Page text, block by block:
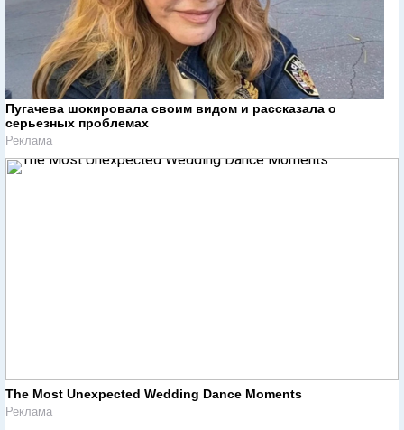
Пугачева шокировала своим видом и рассказала о
серьезных проблемах
Реклама
The Most Unexpected Wedding Dance Moments
Реклама